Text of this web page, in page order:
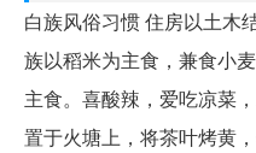
白族风俗习惯 住房以土木
族以稻米为主食，兼食小
主食。喜酸辣，爱吃凉菜
置于火塘上，将茶叶烤黄